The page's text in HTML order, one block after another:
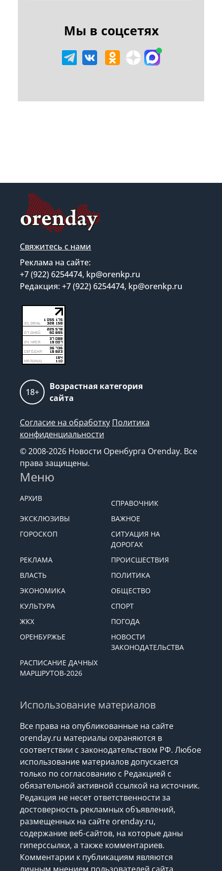
Мы в соцсетях
Свяжитесь с нами
Реклама на сайте:
+7 (922) 6254474, kp@orenkp.ru
Редакция: +7 (922) 6254474, kp@orenkp.ru
18+
Возрастная категория
сайта
Согласие на обработку Политика
конфиденциальности
© 2008-2026 Новости Оренбурга Orenday. Все
права защищены.
Меню
АРХИВ
СПРАВОЧНИК
ЭКСКЛЮЗИВЫ
ВАЖНОЕ
ГОРОСКОП
СИТУАЦИЯ НА
ДОРОГАХ
РЕКЛАМА
ПРОИСШЕСТВИЯ
ВЛАСТЬ
ПОЛИТИКА
ЭКОНОМИКА
ОБЩЕСТВО
КУЛЬТУРА
СПОРТ
ЖКХ
ПОГОДА
ОРЕНБУРЖЬЕ
НОВОСТИ
ЗАКОНОДАТЕЛЬСТВА
РАСПИСАНИЕ ДАЧНЫХ
МАРШРУТОВ-2026
Использование материалов
Все права на опубликованные на сайте
orenday.ru материалы охраняются в
соответствии с законодательством РФ. Любое
использование материалов допускается
только по согласованию с Редакцией с
обязательной активной ссылкой на источник.
Редакция не несет ответственности за
достоверность рекламных объявлений,
размещенных на сайте orenday.ru,
содержание веб-сайтов, на которые даны
гиперссылки, а также комментариев.
Комментарии к публикациям являются